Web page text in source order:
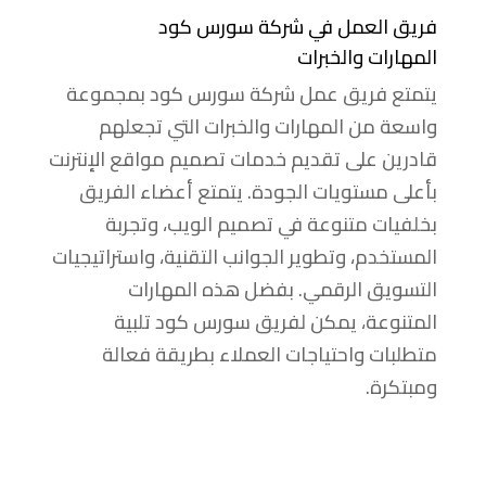
فريق العمل في شركة سورس كود
المهارات والخبرات
يتمتع فريق عمل شركة سورس كود بمجموعة
واسعة من المهارات والخبرات التي تجعلهم
قادرين على تقديم خدمات تصميم مواقع الإنترنت
بأعلى مستويات الجودة. يتمتع أعضاء الفريق
بخلفيات متنوعة في تصميم الويب، وتجربة
المستخدم، وتطوير الجوانب التقنية، واستراتيجيات
التسويق الرقمي. بفضل هذه المهارات
المتنوعة، يمكن لفريق سورس كود تلبية
متطلبات واحتياجات العملاء بطريقة فعالة
ومبتكرة.